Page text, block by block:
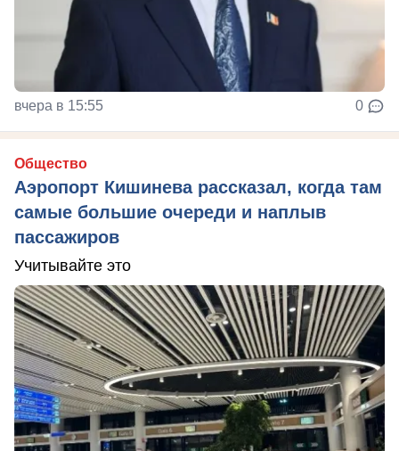
вчера в 15:55 0
Общество
Аэропорт Кишинева рассказал, когда там
самые большие очереди и наплыв
пассажиров
Учитывайте это